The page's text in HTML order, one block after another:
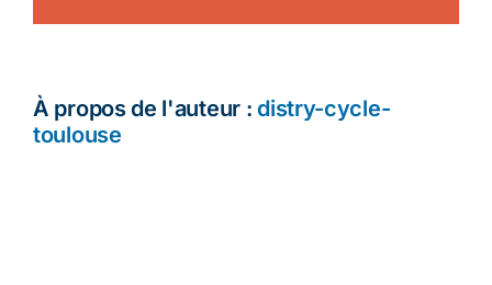
À propos de l'auteur :distry-cycle-
toulouse